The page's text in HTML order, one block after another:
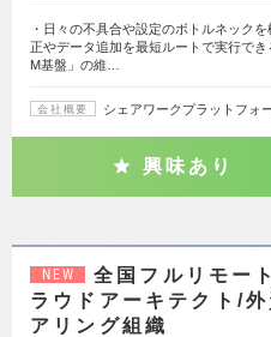
・日々の不具合や設定のボトルネック
正やデータ追加を最短ルートで実行で
M基盤」の維…
会社概要 シェアワークプラットフォ
興味あり
NEW
全国フルリモー
ラウドアーキテクト/
アリング組織